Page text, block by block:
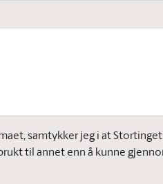
samtykker jeg i at
til annet enn å kunne